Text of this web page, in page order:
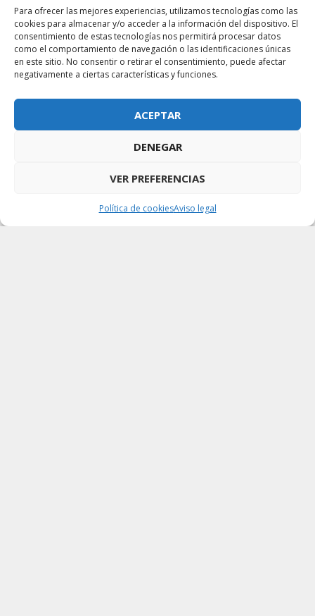
Para ofrecer las mejores experiencias, utilizamos tecnologías como las
cookies para almacenar y/o acceder a la información del dispositivo. El
consentimiento de estas tecnologías nos permitirá procesar datos
como el comportamiento de navegación o las identificaciones únicas
en este sitio. No consentir o retirar el consentimiento, puede afectar
negativamente a ciertas características y funciones.
ACEPTAR
DENEGAR
VER PREFERENCIAS
Política de cookiesAviso legal